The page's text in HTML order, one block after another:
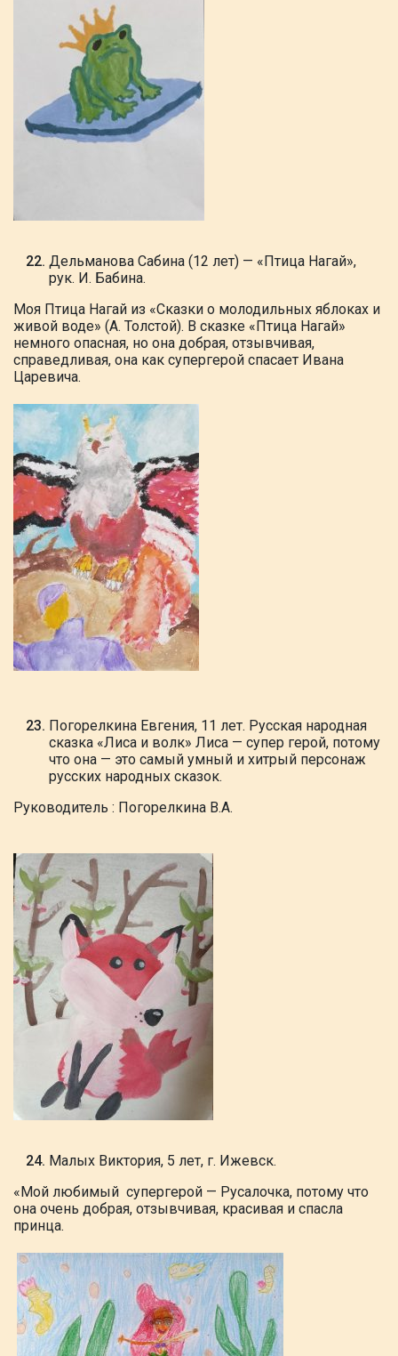
​​​​​​Дельманова Сабина (12 лет) — «Птица Нагай»,
рук. И. Бабина.
Моя Птица Нагай из «Сказки о молодильных яблоках и
живой воде» (А. Толстой). В сказке «Птица Нагай»
немного опасная, но она добрая, отзывчивая,
справедливая, она как супергерой спасает Ивана
Царевича.
Погорелкина Евгения, 11 лет. Русская народная
сказка «Лиса и волк» Лиса — супер герой, потому
что она — это самый умный и хитрый персонаж
русских народных сказок.
Руководитель : Погорелкина В.А.
Малых Виктория, 5 лет, г. Ижевск.
«Мой любимый супергерой — Русалочка, потому что
она очень добрая, отзывчивая, красивая и спасла
принца.